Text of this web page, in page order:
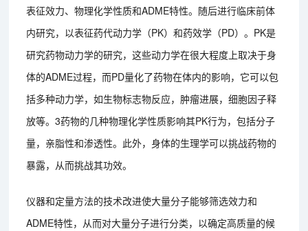
表征效力、物理化学性质和ADME特性。随后进行临床前体
内研究，以表征药代动力学（PK）和药效学（PD）。PK是
研究药物动力学的研究，这些动力学在很大程度上取决于身
体的ADME过程，而PD量化了药物在体内的影响，它可以包
括多种动力学，如生物标志物反应，肿瘤进展，细胞因子释
放等。3药物的几种物理化学性质影响其PK行为，包括分子
量，亲脂性和渗透性。此外，身体的生理学可以挑战药物的
暴露，从而挑战其功效。
仪器和定量方法的技术改进使大量分子能够筛选效力和
ADME特性，从而对大量分子进行分类，以确定高质量的候